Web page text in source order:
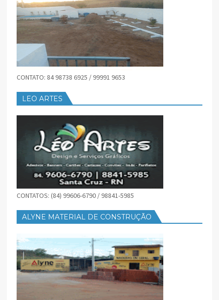
CONTATO: 84 98738 6925 / 99991 9653
LEO ARTES
CONTATOS: (84) 99606-6790 / 98841-5985
ALYNE MATERIAL DE CONSTRUÇÃO